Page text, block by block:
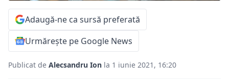
Adaugă-ne ca sursă preferată
Urmărește pe Google News
Publicat de Alecsandru Ion la 1 iunie 2021, 16:20